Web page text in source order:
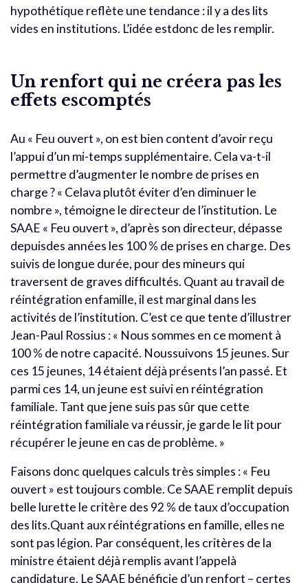
hypothétique reflète une tendance : il y a des lits
vides en institutions. L’idée estdonc de les remplir.
Un renfort qui ne créera pas les
effets escomptés
Au « Feu ouvert », on est bien content d’avoir reçu
l’appui d’un mi-temps supplémentaire. Cela va-t-il
permettre d’augmenter le nombre de prises en
charge ? « Celava plutôt éviter d’en diminuer le
nombre », témoigne le directeur de l’institution. Le
SAAE « Feu ouvert », d’après son directeur, dépasse
depuisdes années les 100 % de prises en charge. Des
suivis de longue durée, pour des mineurs qui
traversent de graves difficultés. Quant au travail de
réintégration enfamille, il est marginal dans les
activités de l’institution. C’est ce que tente d’illustrer
Jean-Paul Rossius : « Nous sommes en ce moment à
100 % de notre capacité. Noussuivons 15 jeunes. Sur
ces 15 jeunes, 14 étaient déjà présents l’an passé. Et
parmi ces 14, un jeune est suivi en réintégration
familiale. Tant que jene suis pas sûr que cette
réintégration familiale va réussir, je garde le lit pour
récupérer le jeune en cas de problème. »
Faisons donc quelques calculs très simples : « Feu
ouvert » est toujours comble. Ce SAAE remplit depuis
belle lurette le critère des 92 % de taux d’occupation
des lits.Quant aux réintégrations en famille, elles ne
sont pas légion. Par conséquent, les critères de la
ministre étaient déjà remplis avant l’appelà
candidature. Le SAAE bénéficie d’un renfort – certes